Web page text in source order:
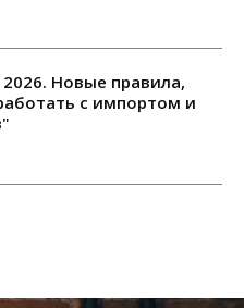
Новые правила,
с импортом и